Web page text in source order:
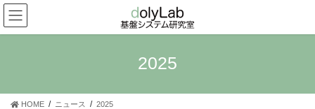
コ
ン
テ
ス
ナ
ビ
ゲ
ン
2025
HOME ニュース
2025